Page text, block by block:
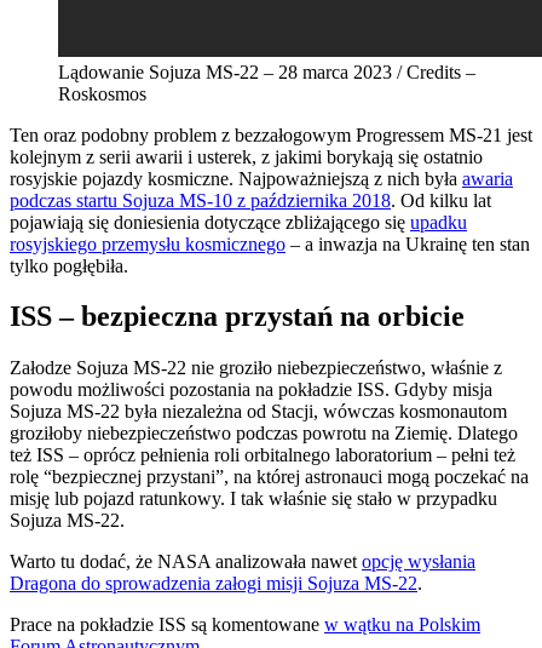
Lądowanie Sojuza MS-22 – 28 marca 2023 / Credits –
Roskosmos
Ten oraz podobny problem z bezzałogowym Progressem MS-21 jest
kolejnym z serii awarii i usterek, z jakimi borykają się ostatnio
rosyjskie pojazdy kosmiczne. Najpoważniejszą z nich była awaria
podczas startu Sojuza MS-10 z października 2018. Od kilku lat
pojawiają się doniesienia dotyczące zbliżającego się upadku
rosyjskiego przemysłu kosmicznego – a inwazja na Ukrainę ten stan
tylko pogłębiła.
ISS – bezpieczna przystań na orbicie
Załodze Sojuza MS-22 nie groziło niebezpieczeństwo, właśnie z
powodu możliwości pozostania na pokładzie ISS. Gdyby misja
Sojuza MS-22 była niezależna od Stacji, wówczas kosmonautom
groziłoby niebezpieczeństwo podczas powrotu na Ziemię. Dlatego
też ISS – oprócz pełnienia roli orbitalnego laboratorium – pełni też
rolę “bezpiecznej przystani”, na której astronauci mogą poczekać na
misję lub pojazd ratunkowy. I tak właśnie się stało w przypadku
Sojuza MS-22.
Warto tu dodać, że NASA analizowała nawet opcję wysłania
Dragona do sprowadzenia załogi misji Sojuza MS-22.
Prace na pokładzie ISS są komentowane w wątku na Polskim